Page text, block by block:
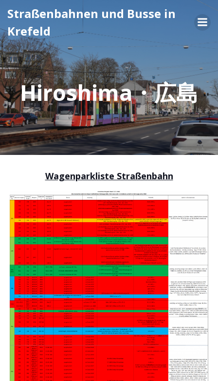
Inhalt
Straßenbahnen und Busse in
Krefeld
Hiroshima・広島
Wagenparkliste Straßenbahn